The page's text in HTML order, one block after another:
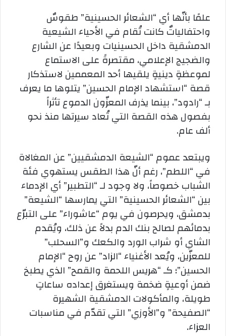
علمًا بأنّها أي “الشعائر الحسينية” طقوسٌ
واحتفالياتٌ كانت تُقام في الأحياء الشيعية
الدمشقية داخل الحسينيات وبعيدًا عن الشارع
والضجيج الإعلامي، مقتصرةً على الاستماع
لموعظةٍ دينيةٍ يلقيها أحد المعممين لاستذكار
قصة “استشهاد الإمام الحسين” يتلوها ما يعرف
بـ “رادود”، بينما يذرف المعزّون الدموع تأثراً
بفصول هذه القصة التي تُعاد سيرتها منذ نحو
ألف عام.
ويبتعد عموم “الشيعة الدمشقيين” عن المغالاة
في “اللطم”، رغم أنّ هذا الطقس يستهوي فئة
الشباب خصوصاً، ولا وجود لـ “التطبير” أي الإدماء
بين “الشعائر الحسينية” التي يمارسها “الشيعة”
بدمشق، ويحرصون في يوم “عاشوراء” على التبرّع
بدمائهم لصالح بنك الدم بدلاً عن ذلك، ويُقدم
الشاي أو شراب الورد والكعك و”السحلب”
للمعزّين، ويُعد الأغنياء “الزاد” عن روح “الإمام
الحسين”؛ كـ “هريس اللحمة والقمح” الذي يطبخ
ضمن أوعيةٍ ضخمة ويستغرق إعداده ساعاتٍ
طويلة، والمأكولات الدمشقية الشهيرة
“الصفيحة” و”الأوزي” التي تقدّم في مناسبات
العزاء.